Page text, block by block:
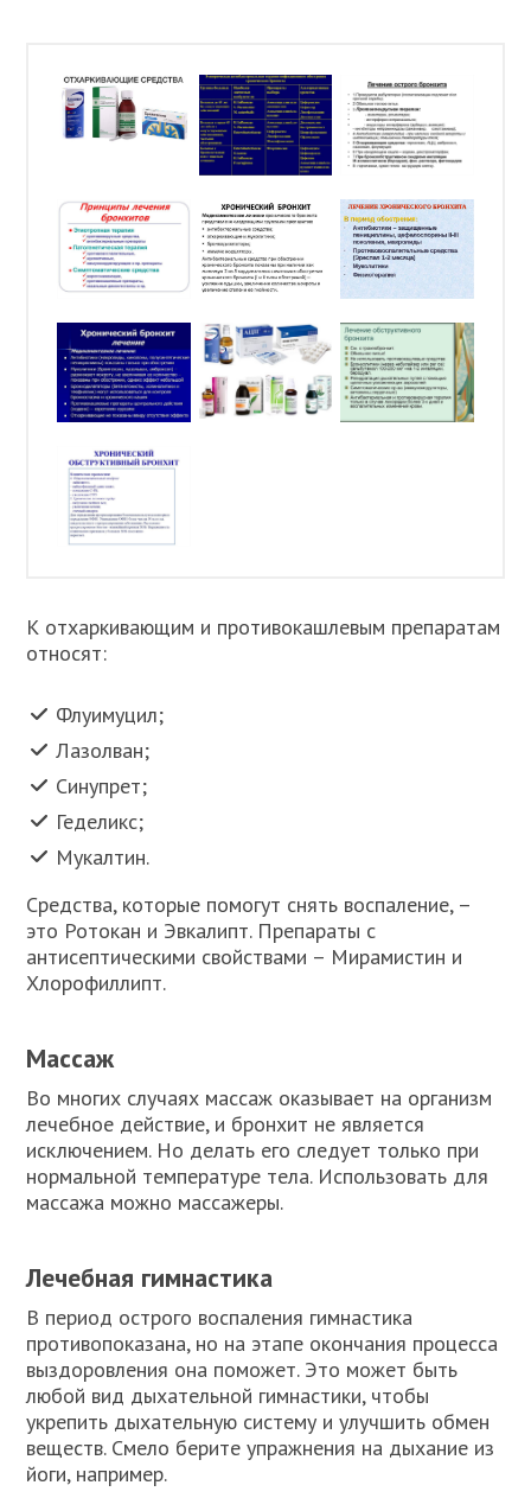
К отхаркивающим и противокашлевым препаратам
относят:
Флуимуцил;
Лазолван;
Синупрет;
Геделикс;
Мукалтин.
Средства, которые помогут снять воспаление, –
это Ротокан и Эвкалипт. Препараты с
антисептическими свойствами – Мирамистин и
Хлорофиллипт.
Массаж
Во многих случаях массаж оказывает на организм
лечебное действие, и бронхит не является
исключением. Но делать его следует только при
нормальной температуре тела. Использовать для
массажа можно массажеры.
Лечебная гимнастика
В период острого воспаления гимнастика
противопоказана, но на этапе окончания процесса
выздоровления она поможет. Это может быть
любой вид дыхательной гимнастики, чтобы
укрепить дыхательную систему и улучшить обмен
веществ. Смело берите упражнения на дыхание из
йоги, например.